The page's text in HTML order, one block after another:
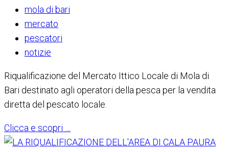
mola di bari
mercato
pescatori
notizie
Riqualificazione del Mercato Ittico Locale di Mola di
Bari destinato agli operatori della pesca per la vendita
diretta del pescato locale.
Clicca e scopri …